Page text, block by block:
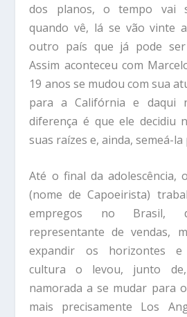
dos planos, o tempo vai
quando vê, lá se vão vinte
outro país que já pode ser
Assim aconteceu com
19 anos se mudou com sua
para a Califórnia e daqui
diferença é que ele decidiu
suas raízes e, ainda, semeá-
Até o final da adolescência,
(nome de Capoeirista)
empregos no Brasil,
representante de vendas,
expandir os horizontes
cultura o levou, junto
namorada a se mudar para
mais precisamente Los